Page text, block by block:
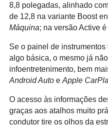
8,8 polegadas, alinhado
de 12,8 na variante Boost
Máquina; na versão Active
Se o painel de
algo básica, o mesmo já
infoentretenimento, bem
Android Autoe Apple
O acesso às informações
graças aos atalhos muito
condutor tire os olhos da